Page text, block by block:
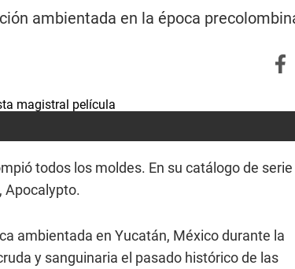
ambientada en la época
todos los moldes. En su catálogo de serie
Apocalypto.
ambientada en Yucatán, México durante la
y sanguinaria el pasado histórico de las